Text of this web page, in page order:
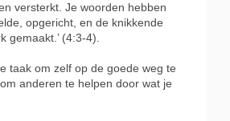
versterkt. Je woorden hebben
opgericht, en de knikkende
gemaakt.’ (4:3-4).
taak om zelf op de goede weg te
anderen te helpen door wat je